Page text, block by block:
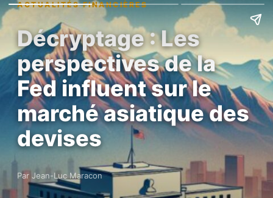
ACTUALITÉS FINANCIÈRES
Décryptage : Les
perspectives de la
Fed influent sur le
marché asiatique des
devises
Par Jean-Luc Maracon